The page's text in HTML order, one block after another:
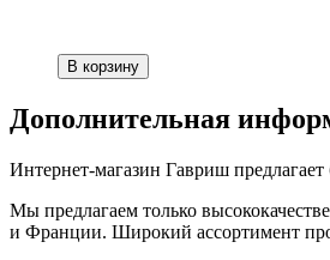
Дополнительная
Интернет-магазин Гавриш
Мы предлагаем только
и Франции. Широкий ассортимент